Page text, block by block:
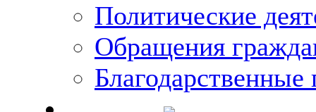
Политические
Обращения
Благодарственные